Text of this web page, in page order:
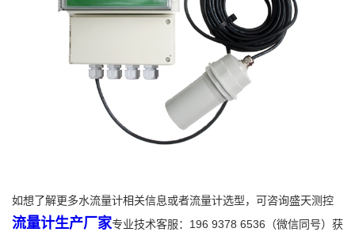
如想了解更多水流量计相关信息或者流量计选型，可咨询盛天测控
流量计生产厂家专业技术客服：196 9378 6536（微信同号）获